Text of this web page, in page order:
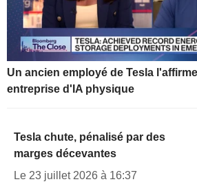
Un ancien employé de Tesla
entreprise d'IA physique
Tesla chute, pénalisé par des
marges décevantes
Le 23 juillet 2026 à 16:37